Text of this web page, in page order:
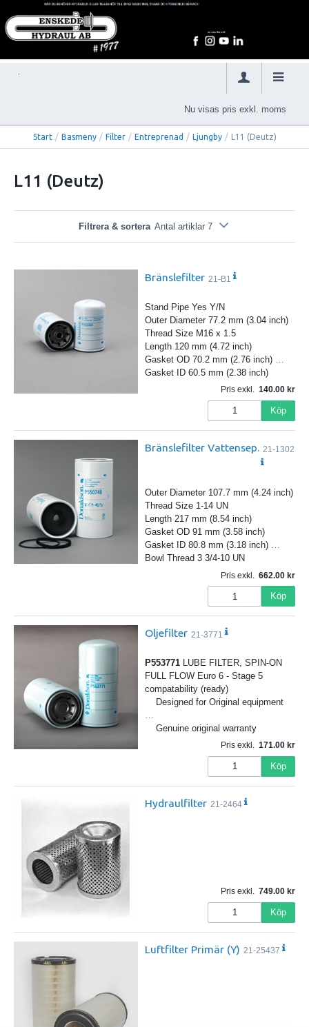
Nu visas pris exkl. moms
Start / Basmeny / Filter / Entreprenad / Ljungby / L11 (Deutz)
L11 (Deutz)
Filtrera & sortera Antal artiklar 7
Bränslefilter 21-B1
Stand Pipe Yes Y/N
Outer Diameter 77.2 mm (3.04 inch)
Thread Size M16 x 1.5
Length 120 mm (4.72 inch)
Gasket OD 70.2 mm (2.76 inch)
Gasket ID 60.5 mm (2.38 inch)
Pris exkl. 140.00
Köp
Bränslefilter Vattensep. 21-1302
Outer Diameter 107.7 mm (4.24 inch)
Thread Size 1-14 UN
Length 217 mm (8.54 inch)
Gasket OD 91 mm (3.58 inch)
Gasket ID 80.8 mm (3.18 inch) …
Bowl Thread 3 3/4-10 UN
Pris exkl. 662.00
Köp
Oljefilter 21-3771
P553771LUBE FILTER, SPIN-ON
FULL FLOW Euro 6 - Stage 5
compatability (ready)
Designed for Original equipment
Genuine original warranty
Pris exkl. 171.00
Köp
Hydraulfilter 21-2464
Pris exkl. 749.00
Köp
Luftfilter Primär (Y) 21-25437